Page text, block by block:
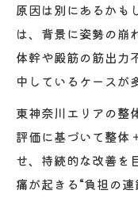
原因は別にあるかも
は、背景に姿勢の崩
体幹や殿筋の筋出力
中しているケースが
東神奈川エリアの整
評価に基づいて整体
せ、持続的な改善を
痛が起きる“負担の